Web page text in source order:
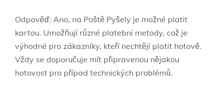
Odpověď: Ano, na Poště Pyšely je možné platit
kartou. Umožňují různé platební metody, což je
výhodné pro zákazníky, kteří nechtějí platit hotově.
Vždy se doporučuje mít připravenou nějakou
hotovost pro případ technických problémů.